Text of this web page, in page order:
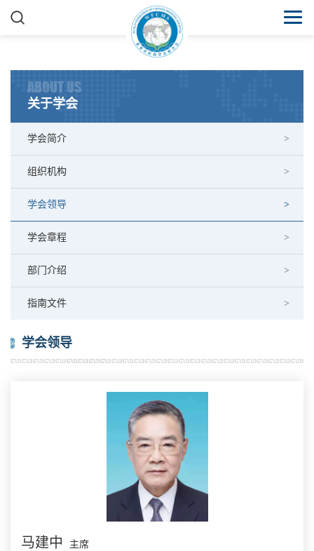
ABOUT US
关于学会
学会简介
组织机构
学会领导
学会章程
部门介绍
指南文件
学会领导
马建中 主席